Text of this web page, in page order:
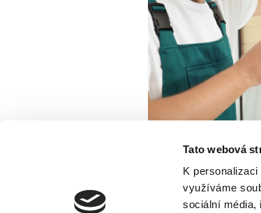
Tato webová
K
využíváme
sociální média,